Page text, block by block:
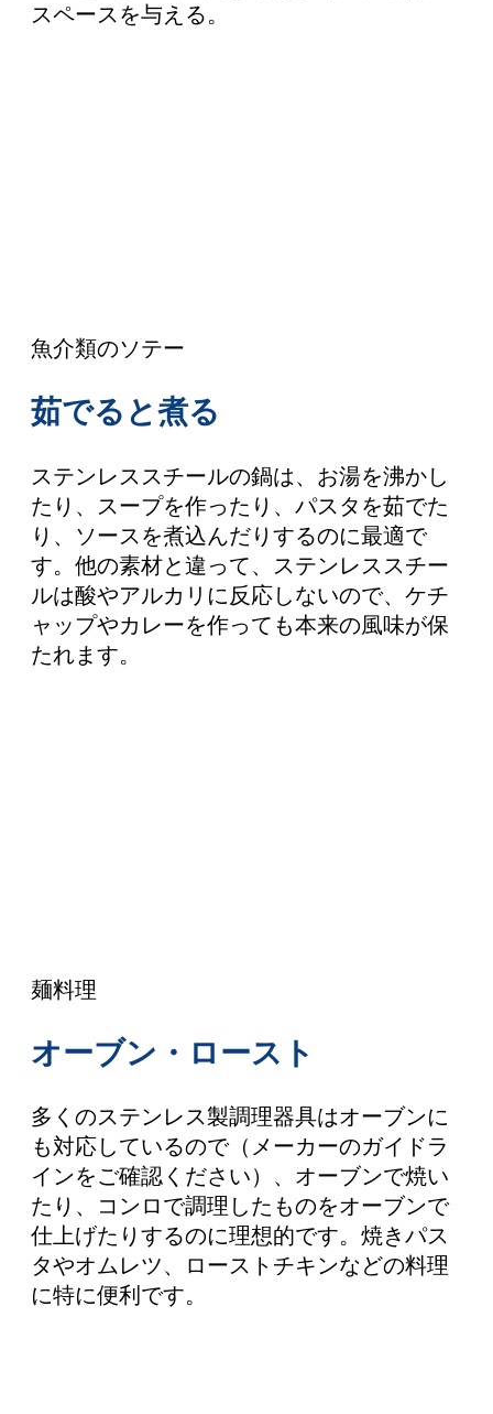
スペースを与える。
魚介類のソテー
茹でると煮る
ステンレススチールの鍋は、お湯を沸かし
たり、スープを作ったり、パスタを茹でた
り、ソースを煮込んだりするのに最適で
す。他の素材と違って、ステンレススチー
ルは酸やアルカリに反応しないので、ケチ
ャップやカレーを作っても本来の風味が保
たれます。
麺料理
オーブン・ロースト
多くのステンレス製調理器具はオーブンに
も対応しているので（メーカーのガイドラ
インをご確認ください）、オーブンで焼い
たり、コンロで調理したものをオーブンで
仕上げたりするのに理想的です。焼きパス
タやオムレツ、ローストチキンなどの料理
に特に便利です。